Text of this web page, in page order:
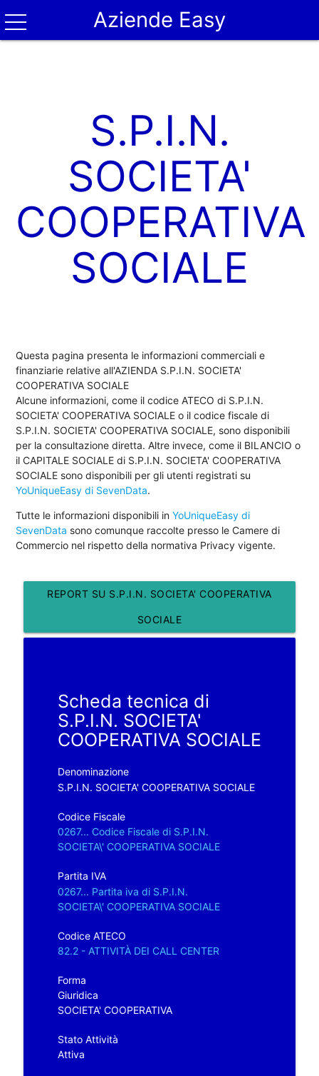
Aziende Easy
S.P.I.N.
SOCIETA'
COOPERATIVA
SOCIALE
Questa pagina presenta le informazioni commerciali e
finanziarie relative all'AZIENDA S.P.I.N. SOCIETA'
COOPERATIVA SOCIALE
Alcune informazioni, come il codice ATECO di S.P.I.N.
SOCIETA' COOPERATIVA SOCIALE o il codice fiscale di
S.P.I.N. SOCIETA' COOPERATIVA SOCIALE, sono disponibili
per la consultazione diretta. Altre invece, come il BILANCIO o
il CAPITALE SOCIALE di S.P.I.N. SOCIETA' COOPERATIVA
SOCIALE sono disponibili per gli utenti registrati su
YoUniqueEasy di SevenData.
Tutte le informazioni disponibili inYoUniqueEasy di
SevenData sono comunque raccolte presso le Camere di
Commercio nel rispetto della normativa Privacy vigente.
REPORT SU S.P.I.N. SOCIETA' COOPERATIVA
SOCIALE
Scheda tecnica di
S.P.I.N. SOCIETA'
COOPERATIVA SOCIALE
Denominazione
S.P.I.N. SOCIETA' COOPERATIVA SOCIALE
Codice Fiscale
0267... Codice Fiscale di S.P.I.N.
SOCIETA\' COOPERATIVA SOCIALE
Partita IVA
0267... Partita iva di S.P.I.N.
SOCIETA\' COOPERATIVA SOCIALE
Codice ATECO
82.2 - ATTIVITÀ DEI CALL CENTER
Forma
Giuridica
SOCIETA' COOPERATIVA
Stato Attività
Attiva